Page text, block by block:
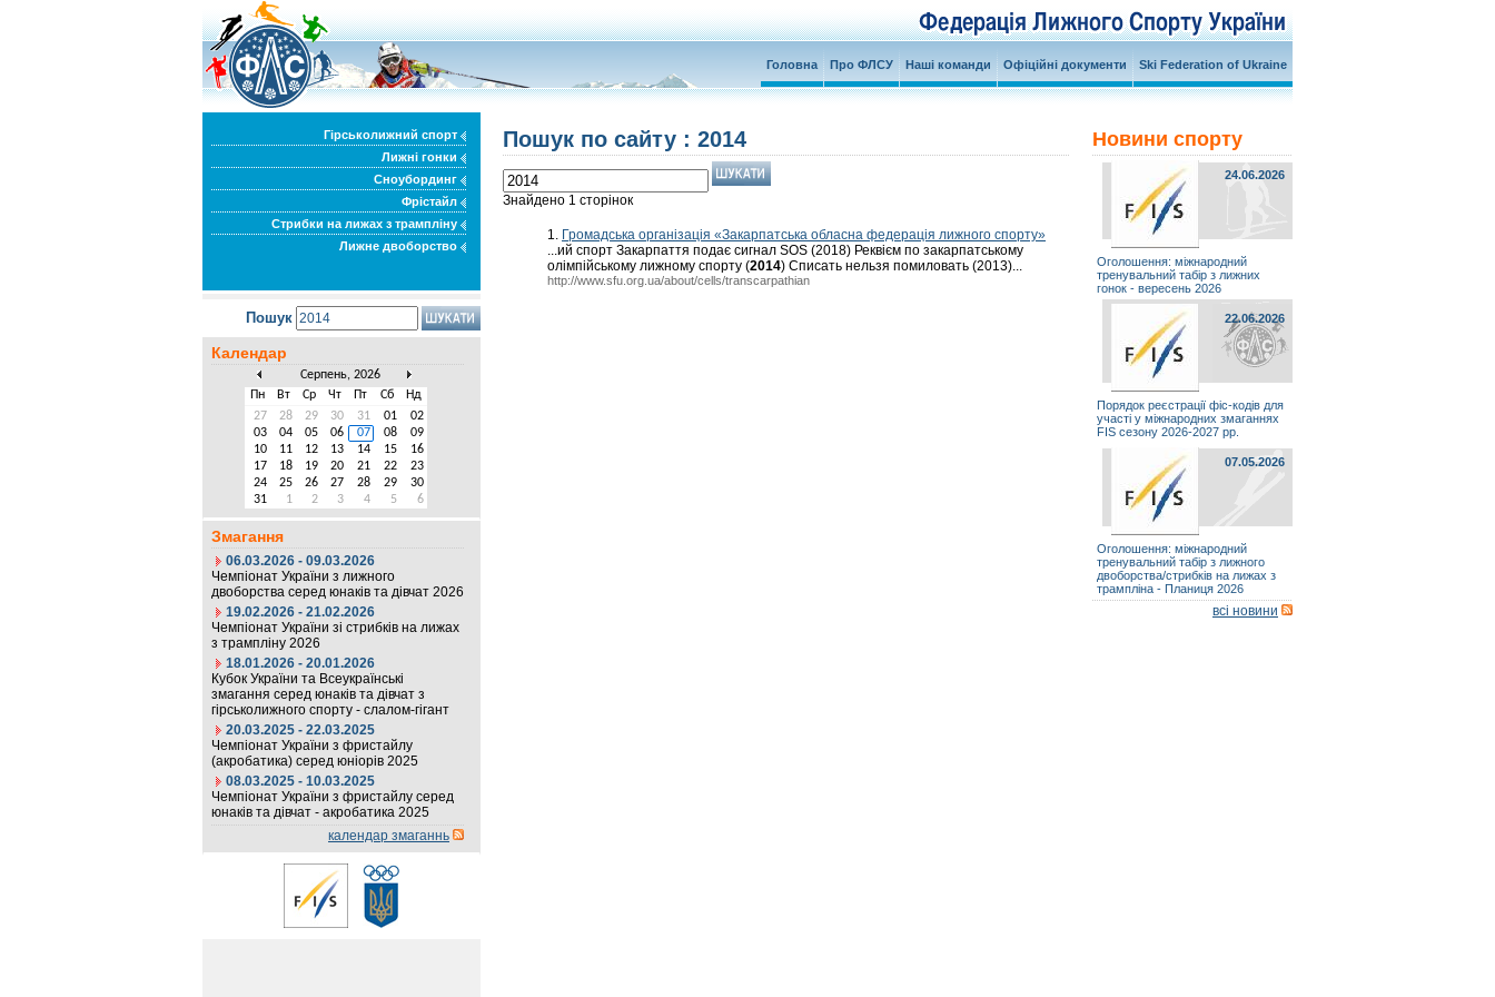
Головна Про ФЛСУ Наші команди Офіційні документи Ski Federation of Ukraine
Гірськолижний спорт
Лижні гонки
Сноубординг
Фрістайл
Стрибки на лижах з трампліну
Лижне двоборство
Пошук
Календар
Серпень, 2026
Пн
Вт Ср Чт Пт Сб
Нд
27
28 29 30 31 01
02
03
04 05 06 07 08
09
10
11 12 13 14 15
16
17
18 19 20 21 22
23
24
25 26 27 28 29
30
31
1 2 3 4 5 6
Змагання
06.03.2026 - 09.03.2026
Чемпіонат України з лижного
двоборства серед юнаків та дівчат 2026
19.02.2026 - 21.02.2026
Чемпіонат України зі стрибків на лижах
з трампліну 2026
18.01.2026 - 20.01.2026
Кубок України та Всеукраїнські
змагання серед юнаків та дівчат з
гірськолижного спорту - слалом-гігант
20.03.2025 - 22.03.2025
Чемпіонат України з фристайлу
(акробатика) серед юніорів 2025
08.03.2025 - 10.03.2025
Чемпіонат України з фристайлу серед
юнаків та дівчат - акробатика 2025
календар змаганнь
Пошук по сайту : 2014
Знайдено 1 сторінок
1. Громадська організація «Закарпатська обласна федерація лижного спорту»
...ий спорт Закарпаття подає сигнал SOS (2018) Реквієм по закарпатському
олімпійському лижному спорту (2014) Списать нельзя помиловать (2013)...
http://www.sfu.org.ua/about/cells/transcarpathian
Новини спорту
24.06.2026
Оголошення: міжнародний
тренувальний табір з лижних
гонок - вересень 2026
22.06.2026
Порядок реєстрації фіс-кодів для
участі у міжнародних змаганнях
FIS сезону 2026-2027 рр.
07.05.2026
Оголошення: міжнародний
тренувальний табір з лижного
двоборства/стрибків на лижах з
трампліна - Планиця 2026
всі новини